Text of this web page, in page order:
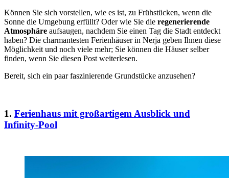
Können Sie sich vorstellen, wie es ist, zu Frühstücken, wenn die
Sonne die Umgebung erfüllt? Oder wie Sie die regenerierende
Atmosphäre aufsaugen, nachdem Sie einen Tag die Stadt entdeckt
haben? Die charmantesten Ferienhäuser in Nerja geben Ihnen diese
Möglichkeit und noch viele mehr; Sie können die Häuser selber
finden, wenn Sie diesen Post weiterlesen.
Bereit, sich ein paar faszinierende Grundstücke anzusehen?
1. Ferienhaus mit großartigem Ausblick und
Infinity-Pool